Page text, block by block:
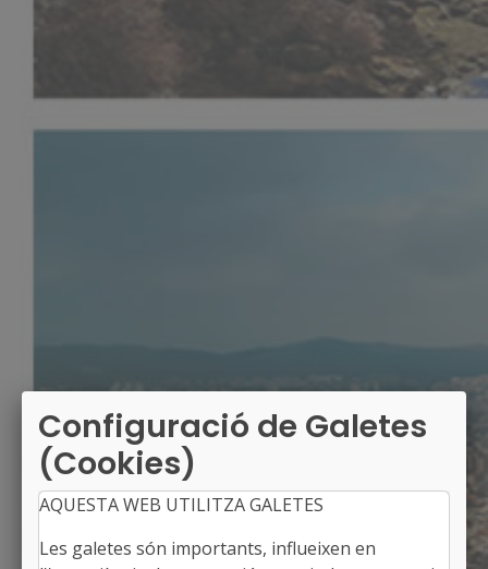
Configuració de Galetes
(Cookies)
AQUESTA WEB UTILITZA GALETES
Les galetes són importants, influeixen en